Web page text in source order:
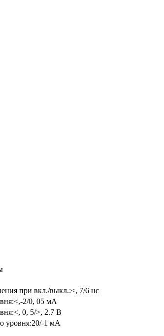
при вкл./выкл.:<, 7/6 нс
2/0, 05 мА
0, 5/>, 2.7 В
уровня:20/-1 мА